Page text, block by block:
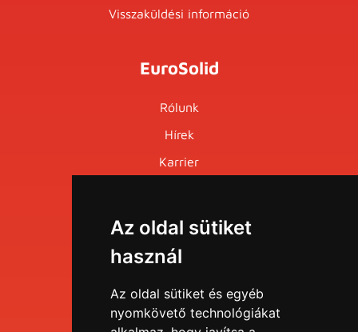
Az oldal sütiket
használ
Az oldal sütiket és egyéb
nyomkövető technológiákat
Visszaküldési információ
EuroSolid
Rólunk
Hírek
Karrier
Menü